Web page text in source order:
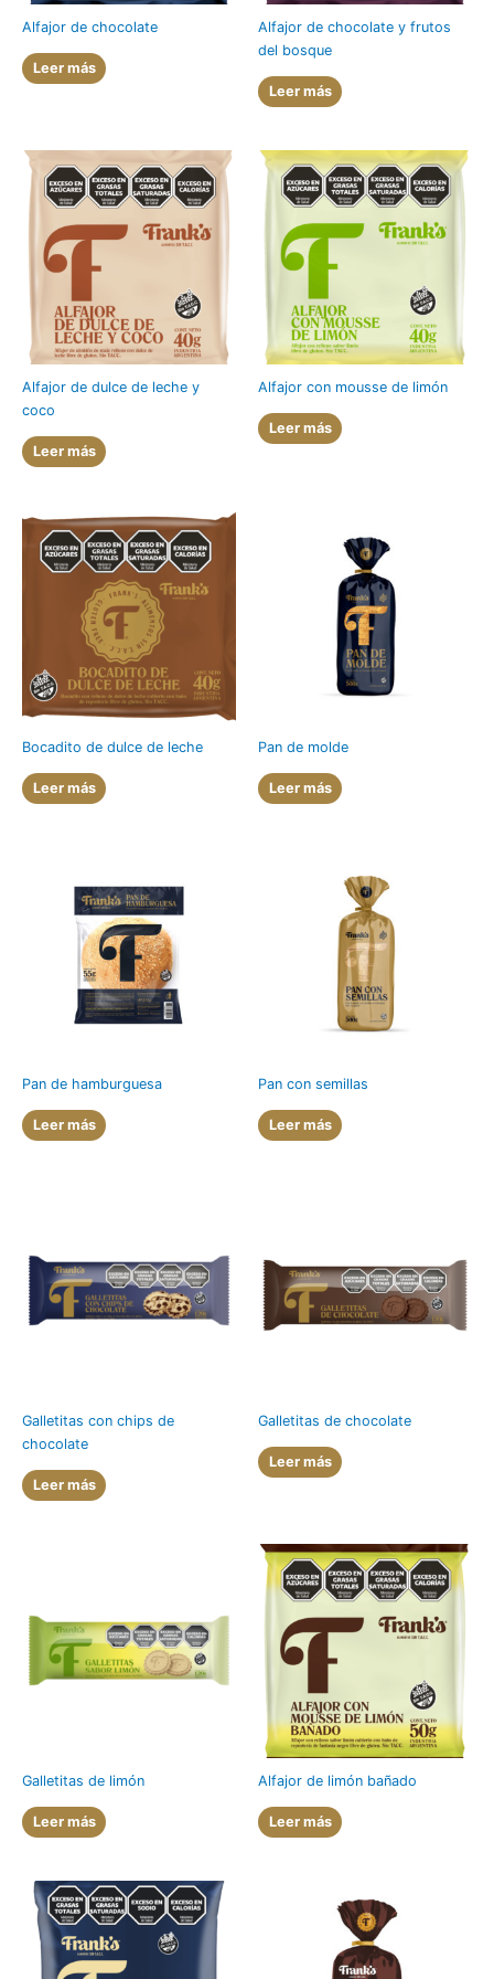
Alfajor de chocolate
Leer más
Alfajor de chocolate y frutos
del bosque
Leer más
Alfajor de dulce de leche y
coco
Leer más
Alfajor con mousse de limón
Leer más
Bocadito de dulce de leche
Leer más
Pan de molde
Leer más
Pan de hamburguesa
Leer más
Pan con semillas
Leer más
Galletitas con chips de
chocolate
Leer más
Galletitas de chocolate
Leer más
Galletitas de limón
Leer más
Alfajor de limón bañado
Leer más